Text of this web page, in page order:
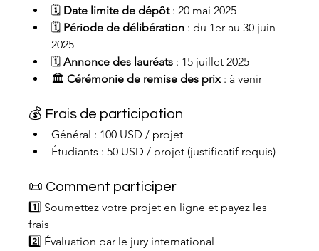
🗓 Date limite de dépôt : 20 mai 2025
🗓 Période de délibération : du 1er au 30 juin
2025
🗓 Annonce des lauréats : 15 juillet 2025
🏛 Cérémonie de remise des prix : à venir
💰 Frais de participation
Général : 100 USD / projet
Étudiants : 50 USD / projet (justificatif requis)
📜 Comment participer
1️⃣ Soumettez votre projet en ligne et payez les
frais
2️⃣ Évaluation par le jury international